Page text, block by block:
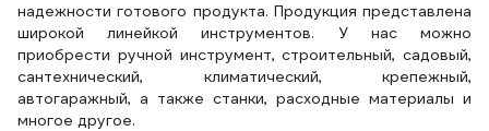
надежности готового продукта. Продукция представлена
широкой линейкой инструментов. У нас можно
приобрести ручной инструмент, строительный, садовый,
сантехнический, климатический, крепежный,
автогаражный, а также станки, расходные материалы и
многое другое.